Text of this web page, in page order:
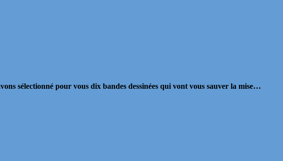
sélectionné pour vous dix bandes dessinées qui vont vous sauver la mise…